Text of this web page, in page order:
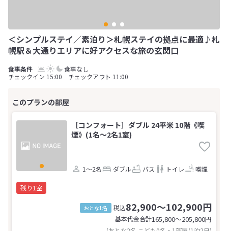
＜シンプルステイ／素泊り＞札幌ステイの拠点に最適♪札
幌駅＆大通りエリアに好アクセスな旅の玄関口
食事なし
チェックイン 15:00 チェックアウト 11:00
［コンフォート］ダブル 24平米 10階《喫
煙》(1名～2名1室)
1～2名 ダブル バス トイレ 喫煙
残り1室
おとな1名 税込82,900～102,900円
基本代金合計165,800〜205,800円